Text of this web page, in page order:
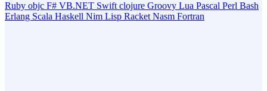
Ruby objc F# VB.NET Swift clojure Groovy Lua Pascal Perl Bash
Erlang Scala Haskell Nim Lisp Racket Nasm Fortran